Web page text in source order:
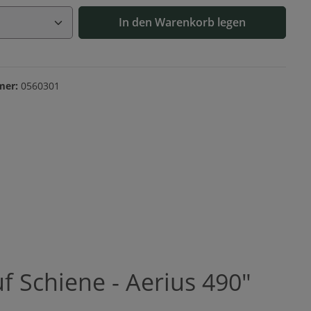
Anzahl: Gib den gewünschten Wert
In den Warenkorb legen
0560301
- Aerius 490"